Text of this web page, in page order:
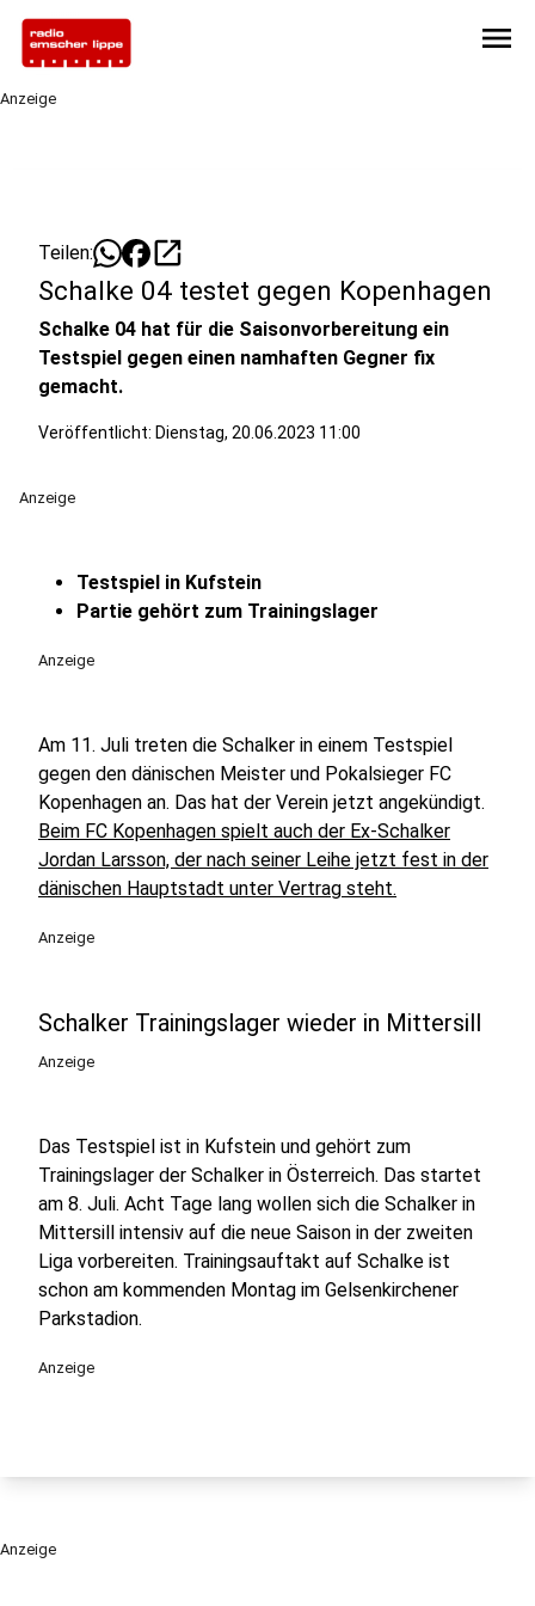
menu
Anzeige
Teilen: open_in_new
Schalke 04 testet gegen Kopenhagen
Schalke 04 hat für die Saisonvorbereitung ein
Testspiel gegen einen namhaften Gegner fix
gemacht.
Veröffentlicht: Dienstag, 20.06.2023 11:00
Anzeige
Testspiel in Kufstein
Partie gehört zum Trainingslager
Anzeige
Am 11. Juli treten die Schalker in einem Testspiel
gegen den dänischen Meister und Pokalsieger FC
Kopenhagen an. Das hat der Verein jetzt angekündigt.
Beim FC Kopenhagen spielt auch der Ex-Schalker
Jordan Larsson, der nach seiner Leihe jetzt fest in der
dänischen Hauptstadt unter Vertrag steht.
Anzeige
Schalker Trainingslager wieder in Mittersill
Anzeige
Das Testspiel ist in Kufstein und gehört zum
Trainingslager der Schalker in Österreich. Das startet
am 8. Juli. Acht Tage lang wollen sich die Schalker in
Mittersill intensiv auf die neue Saison in der zweiten
Liga vorbereiten. Trainingsauftakt auf Schalke ist
schon am kommenden Montag im Gelsenkirchener
Parkstadion.
Anzeige
Anzeige